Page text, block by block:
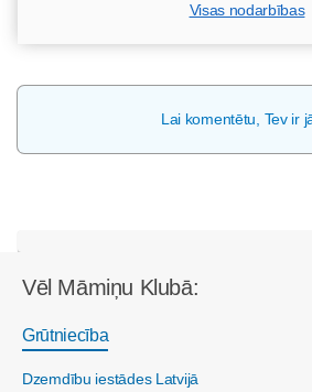
Visas nodarbības
Lai komentētu, Tev ir
Vēl Māmiņu Klubā:
Grūtniecība
Dzemdību iestādes Latvijā